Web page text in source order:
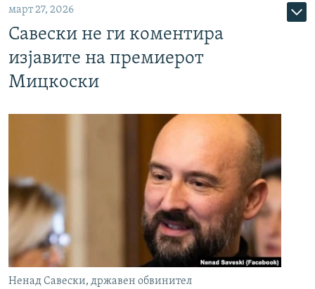
март 27, 2026
Савески не ги коментира
изјавите на премиерот
Мицкоски
Ненад Савески, државен обвинител